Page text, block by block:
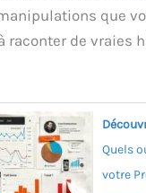
que
raconter de vraies
Quels
votre